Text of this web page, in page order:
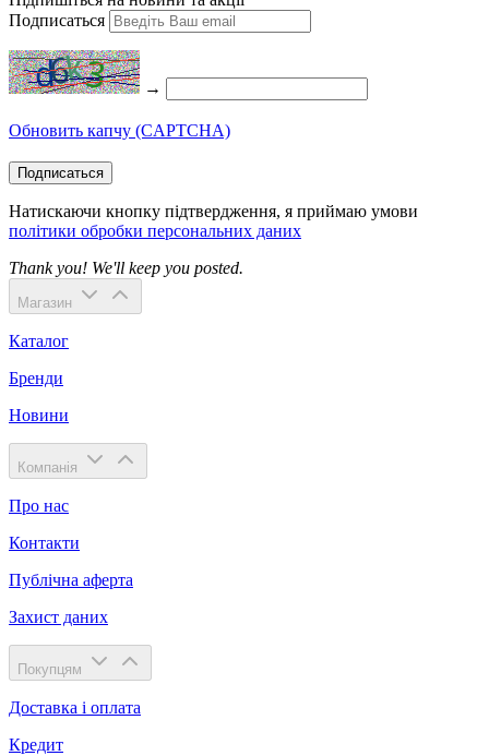
Подписаться
→
Обновить капчу (CAPTCHA)
Подписаться
Натискаючи кнопку підтвердження, я приймаю умови
політики обробки персональних даних
Thank you! We'll keep you posted.
Магазин
Каталог
Бренди
Новини
Компанія
Про нас
Контакти
Публічна аферта
Захист даних
Покупцям
Доставка і оплата
Кредит